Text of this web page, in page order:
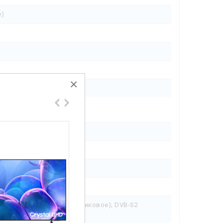
×
DVB-S (спутниковое); DVB-S2